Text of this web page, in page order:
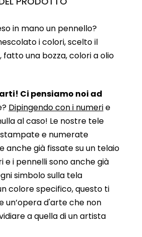
in mano un pennello?
i colori, scelto il
fatto una bozza, colori a olio
Ci pensiamo noi ad
Dipingendo con i numerie
al caso! Le nostre tele
e numerate
anche già fissate su un telaio
e i pennelli sono anche già
simbolo sulla tela
colore specifico, questo ti
un’opera d'arte che non
a quella di un artista